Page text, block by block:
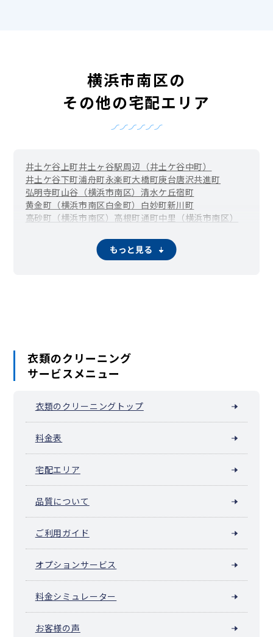
横浜市南区の
その他の宅配エリア
井土ケ谷上町井土ヶ谷駅周辺（井土ケ谷中町）
井土ケ谷下町浦舟町永楽町大橋町庚台唐沢共進町
弘明寺町山谷（横浜市南区） 清水ケ丘宿町
黄金町（横浜市南区白金町） 白妙町新川町
高砂町（横浜市南区） 高根町通町中里（横浜市南区）
永田北西中町 八幡町（横浜市南区）
東蒔田町伏見町二葉町
もっと見る
衣類のクリーニング
サービスメニュー
衣類のクリーニングトップ
料金表
宅配エリア
品質について
ご利用ガイド
オプションサービス
料金シミュレーター
お客様の声